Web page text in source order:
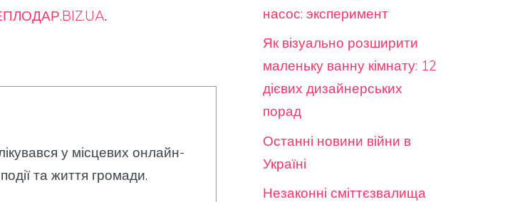
.
у місцевих онлайн-
та життя громади.
насос: эксперимент
Як візуально розширити
маленьку ванну кімнату: 12
дієвих дизайнерських
порад
Останні новини війни в
Україні
Незаконні сміттєзвалища